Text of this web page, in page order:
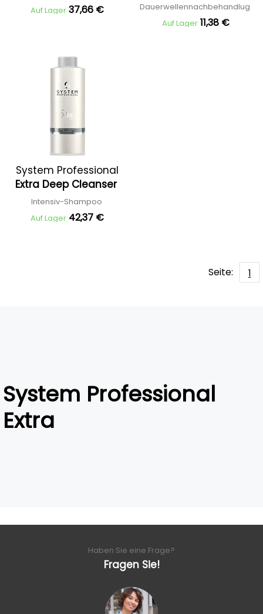
Auf Lager 37,66 €
Dauerwellennachbehandlug
Auf Lager 11,38 €
System Professional
Extra Deep Cleanser
Intensiv-Shampoo
Auf Lager 42,37 €
Seite: 1
System Professional
Extra
Haben Sie eine Frage?
Fragen Sie!